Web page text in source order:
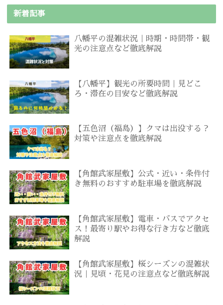
新着記事
八幡平の混雑状況｜時期・時間帯・観
光の注意点など徹底解説
【八幡平】観光の所要時間｜見どこ
ろ・滞在の目安など徹底解説
【五色沼（福島）】クマは出没する？
対策や注意点を徹底解説
【角館武家屋敷】公式・近い・条件付
き無料のおすすめ駐車場を徹底解説
【角館武家屋敷】電車・バスでアクセ
ス！最寄り駅やお得な行き方など徹底
解説
【角館武家屋敷】桜シーズンの混雑状
況｜見頃・花見の注意点など徹底解説